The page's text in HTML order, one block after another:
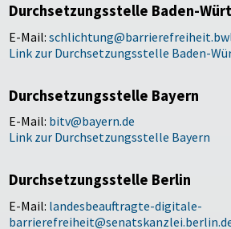
Durchsetzungsstelle Baden-
E-Mail:
Link zur Durchsetzungsstelle Baden-
Durchsetzungsstelle Bayern
E-Mail: bitv@bayern.de
Link zur Durchsetzungsstelle Bayern
Durchsetzungsstelle Berlin
E-Mail: landesbeauftragte-digitale-